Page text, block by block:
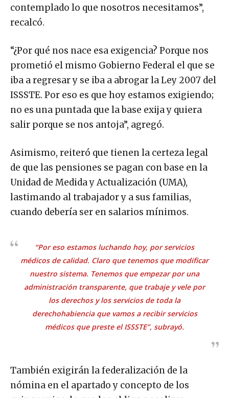
contemplado lo que nosotros necesitamos”,
recalcó.
“¿Por qué nos nace esa exigencia? Porque nos
prometió el mismo Gobierno Federal el que se
iba a regresar y se iba a abrogar la Ley 2007 del
ISSSTE. Por eso es que hoy estamos exigiendo;
no es una puntada que la base exija y quiera
salir porque se nos antoja”, agregó.
Asimismo, reiteró que tienen la certeza legal
de que las pensiones se pagan con base en la
Unidad de Medida y Actualización (UMA),
lastimando al trabajador y a sus familias,
cuando debería ser en salarios mínimos.
“Por eso estamos luchando hoy, por servicios
médicos de calidad. Claro que tenemos que modificar
nuestro sistema. Tenemos que empezar por una
administración transparente, que trabaje y vele por
los derechos y los servicios de toda la
derechohabiencia que vamos a recibir servicios
médicos que preste el ISSSTE”, subrayó.
También exigirán la federalización de la
nómina en el apartado y concepto de los